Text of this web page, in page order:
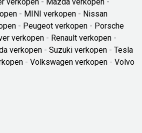
- MINI verkopen - Nissan
- Peugeot verkopen - Porsche
verkopen - Renault verkopen -
verkopen - Suzuki verkopen - Tesla
- Volkswagen verkopen - Volvo